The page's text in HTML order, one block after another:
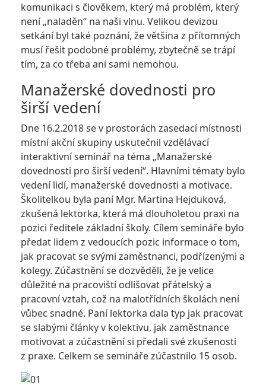
komunikaci s člověkem, který má problém, který
není „naladěn“ na naši vlnu. Velikou devizou
setkání byl také poznání, že většina z přítomných
musí řešit podobné problémy, zbytečně se trápí
tím, za co třeba ani sami nemohou.
Manažerské dovednosti pro
širší vedení
Dne 16.2.2018 se v prostorách zasedací místnosti
místní akční skupiny uskutečnil vzdělávací
interaktivní seminář na téma „Manažerské
dovednosti pro širší vedení“. Hlavními tématy bylo
vedení lidí, manažerské dovednosti a motivace.
Školitelkou byla paní Mgr. Martina Hejduková,
zkušená lektorka, která má dlouholetou praxi na
pozici ředitele základní školy. Cílem semináře bylo
předat lidem z vedoucích pozic informace o tom,
jak pracovat se svými zaměstnanci, podřízenými a
kolegy. Zúčastnění se dozvěděli, že je velice
důležité na pracovišti odlišovat přátelský a
pracovní vztah, což na malotřídních školách není
vůbec snadné. Paní lektorka dala typ jak pracovat
se slabými články v kolektivu, jak zaměstnance
motivovat a zúčastnění si předali své zkušenosti
z praxe. Celkem se semináře zúčastnilo 15 osob.